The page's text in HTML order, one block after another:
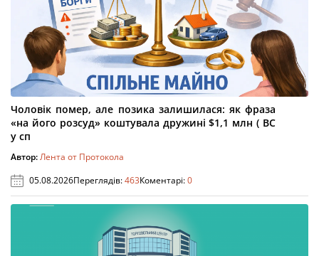
Чоловік помер, але позика залишилася: як фраза
«на його розсуд» коштувала дружині $1,1 млн ( ВС
у сп
Автор:Лента от Протокола
05.08.2026Переглядів:463Коментарі:0